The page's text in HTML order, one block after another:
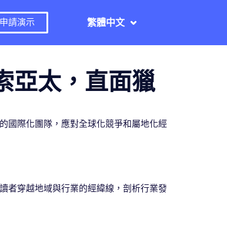
申請演示 繁體中文
亞太，直面獵
國際化團隊，應對全球化競爭和屬地化經
者穿越地域與行業的經緯線，剖析行業發